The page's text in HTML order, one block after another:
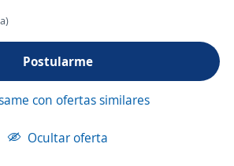
Postularme
con ofertas similares
Ocultar oferta